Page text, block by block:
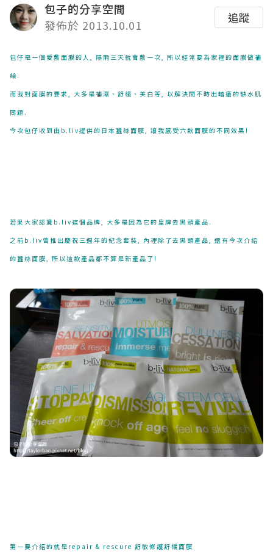
包子的分享空間
發佈於 2013.10.01
追蹤
包仔是一個愛敷面膜的人, 隔兩三天就會敷一次, 所以經常要為家裡的面膜做補
給.
而我對面膜的要求, 大多是補濕、舒緩、美白等, 以解決間不時出暗瘡的缺水肌
問題.
今次包仔收到由b.liv提供的日本蠶絲面膜, 讓我感受六款面膜的不同效果!
若果大家認識b.liv這個品牌, 大多是因為它的皇牌去黑頭產品.
之前b.liv曾推出慶祝三週年的紀念套裝, 內裡除了去黑頭產品, 還有今次介紹
的蠶絲面膜, 所以這款產品都不算是新產品了!
第一要介紹的就是repair & rescure 舒敏修護舒緩面膜